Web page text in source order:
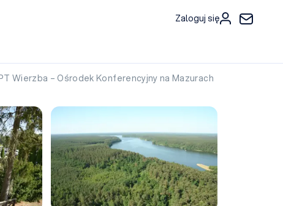
Zaloguj się
Wierzba – Ośrodek Konferencyjny na Mazurach